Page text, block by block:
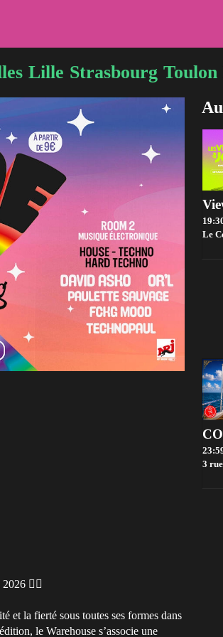
Lille Strasbourg Toulon
🏳️‍🌈
et la fierté sous toutes ses formes dans
le Warehouse s’associe une
Le
3 rue de